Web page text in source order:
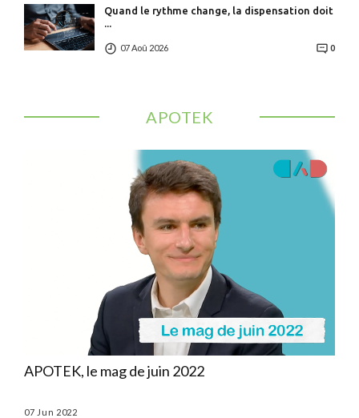
Quand le rythme change, la dispensation doit
...
07 Aoû 2026 0
APOTEK
APOTEK, le mag de juin 2022
07 Jun 2022